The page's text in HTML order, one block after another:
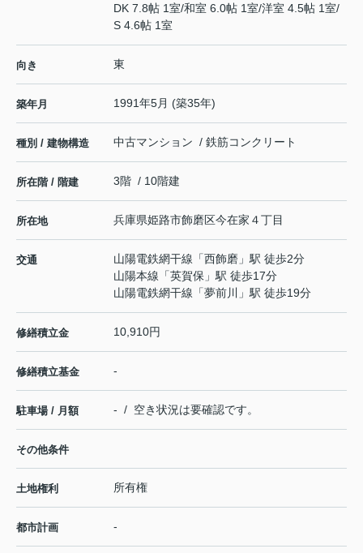
DK 7.8帖 1室/和室 6.0帖 1室/洋室 4.5帖 1室/
S 4.6帖 1室
向き 東
築年月 1991年5月 (築35年)
種別 / 建物構造 中古マンション / 鉄筋コンクリート
所在階 / 階建 3階 / 10階建
所在地 兵庫県姫路市飾磨区今在家 ４丁目
交通 山陽電鉄網干線 「西飾磨 」駅 徒歩2分
山陽本線 「英賀保 」駅 徒歩17分
山陽電鉄網干線 「夢前川 」駅 徒歩19分
修繕積立金 10,910円
修繕積立基金 -
駐車場 / 月額 - / 空き状況は要確認です。
その他条件
土地権利 所有権
都市計画 -